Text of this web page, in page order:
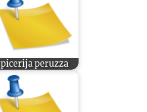
picerija peruzza